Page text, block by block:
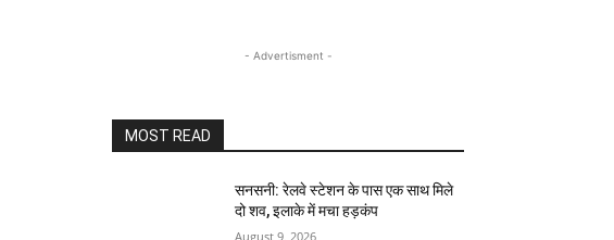
- Advertisment -
MOST READ
सनसनी: रेलवे स्टेशन के पास एक साथ मिले
दो शव, इलाके में मचा हड़कंप
August 9, 2026